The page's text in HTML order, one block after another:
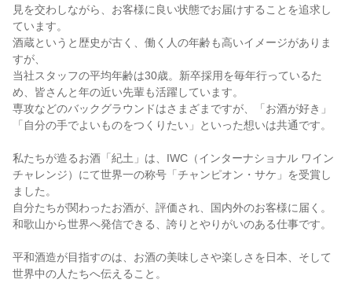
見を交わしながら、お客様に良い状態でお届けすることを追求し
ています。
酒蔵というと歴史が古く、働く人の年齢も高いイメージがありま
すが、
当社スタッフの平均年齢は30歳。新卒採用を毎年行っているた
め、皆さんと年の近い先輩も活躍しています。
専攻などのバックグラウンドはさまざまですが、「お酒が好き」
「自分の手でよいものをつくりたい」といった想いは共通です。
私たちが造るお酒「紀土」は、IWC（インターナショナル ワイン
チャレンジ）にて世界一の称号「チャンピオン・サケ」を受賞し
ました。
自分たちが関わったお酒が、評価され、国内外のお客様に届く。
和歌山から世界へ発信できる、誇りとやりがいのある仕事です。
平和酒造が目指すのは、お酒の美味しさや楽しさを日本、そして
世界中の人たちへ伝えること。